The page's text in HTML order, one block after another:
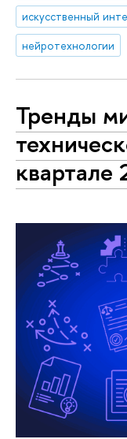
искусственный
нейротехнологии
Тренды
квартале